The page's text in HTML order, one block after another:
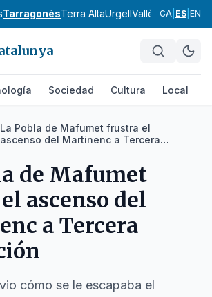
TarragonèsTerra AltaUrgellVallès Occidental
CA ES EN
Sociedad Cultura Local
La Pobla de Mafumet frustra el
ascenso del Martinenc a Tercera
de Mafumet
ascenso del
a Tercera
cómo se le escapaba el